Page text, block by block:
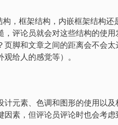
构，框架结构，内嵌框架结构
，评论员就会对这些结构的使
页脚和文章之间的距离会不会
给人的感觉等）。
计元素、色调和图形的使用以
素，但评论员评论时也会考虑